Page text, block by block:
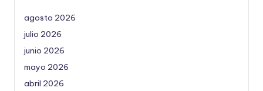
agosto 2026
julio 2026
junio 2026
mayo 2026
abril 2026